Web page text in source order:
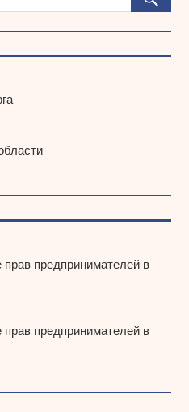
предпринимателей в
предпринимателей в